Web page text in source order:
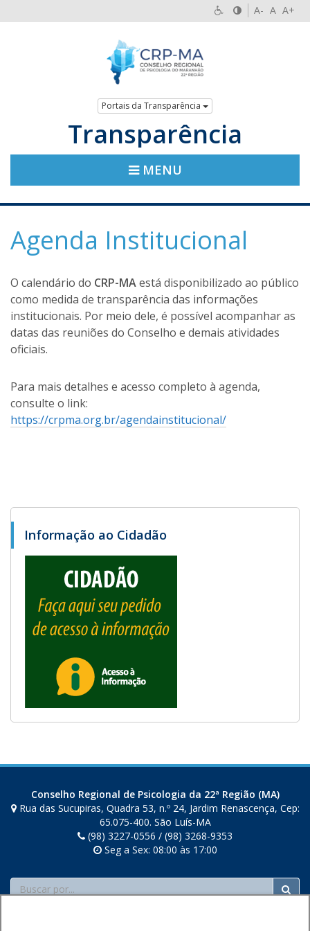
A- A A+
Portais da Transparência
Transparência
MENU
Agenda Institucional
O calendário do CRP-MAestá disponibilizado ao público
como medida de transparência das informações
institucionais. Por meio dele, é possível acompanhar as
datas das reuniões do Conselho e demais atividades
oficiais.
Para mais detalhes e acesso completo à agenda,
consulte o link:
https://crpma.org.br/agendainstitucional/
Informação ao Cidadão
Conselho Regional de Psicologia da 22ª Região (MA)
Rua das Sucupiras, Quadra 53, n.º 24, Jardim Renascença, Cep:
65.075-400. São Luís-MA
(98) 3227-0556 / (98) 3268-9353
Seg a Sex: 08:00 às 17:00
Buscar